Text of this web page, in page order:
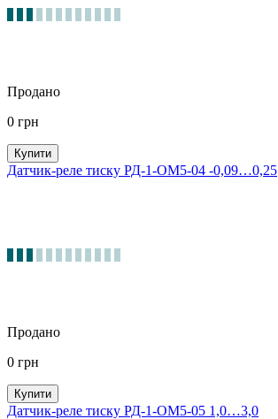
Продано
0 грн
Купити
Датчик-реле тиску РД-1-ОМ5-04 -0,09…0,25
Продано
0 грн
Купити
Датчик-реле тиску РД-1-ОМ5-05 1,0…3,0